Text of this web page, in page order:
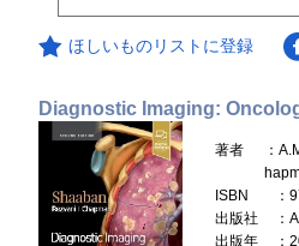
ほしいものリストに登録
Diagnostic Imaging:
著者
：
ISBN
：
出版社
：
出版年
：